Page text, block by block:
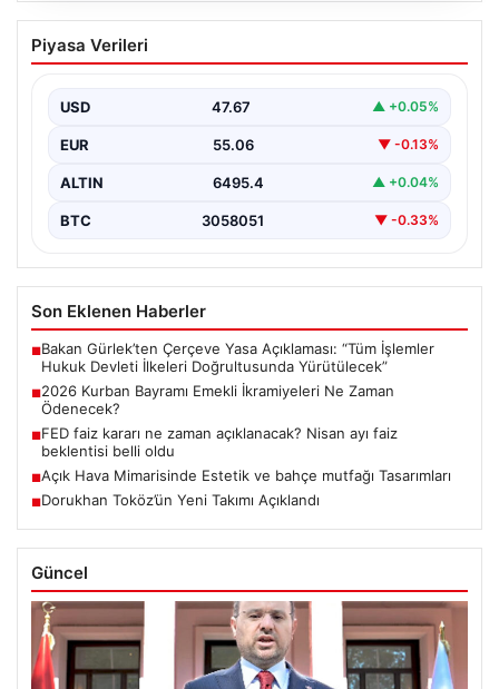
2026 Kurban Bayramı Emekli
İkramiyeleri Ne Zaman Ödenecek?
milyon emekli vatandaşın gözü kulağı bayram
ikramiyesi…
Piyasa Verileri
USD 47.67 ▲ +0.05%
EUR 55.06 ▼ -0.13%
ALTIN 6495.4 ▲ +0.04%
BTC 3058051 ▼ -0.33%
Son Eklenen Haberler
■Bakan Gürlek’ten Çerçeve Yasa Açıklaması: “Tüm İşlemler
Hukuk Devleti İlkeleri Doğrultusunda Yürütülecek”
■2026 Kurban Bayramı Emekli İkramiyeleri Ne Zaman
Ödenecek?
■FED faiz kararı ne zaman açıklanacak? Nisan ayı faiz
beklentisi belli oldu
■Açık Hava Mimarisinde Estetik ve bahçe mutfağı Tasarımları
■Dorukhan Toköz’ün Yeni Takımı Açıklandı
Güncel